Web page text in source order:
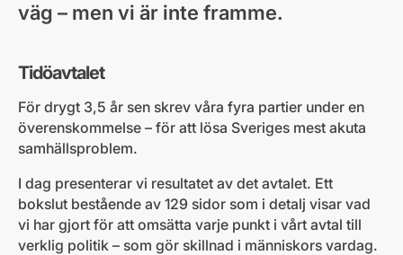
väg ­– men vi är inte framme.
Tidöavtalet
För drygt 3,5 år sen skrev våra fyra partier under en
överenskommelse – för att lösa Sveriges mest akuta
samhällsproblem.
I dag presenterar vi resultatet av det avtalet. Ett
bokslut bestående av 129 sidor som i detalj visar vad
vi har gjort för att omsätta varje punkt i vårt avtal till
verklig politik – som gör skillnad i människors vardag.